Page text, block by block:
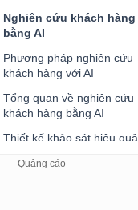
Nghiên cứu khách hàng
bằng AI
Phương pháp nghiên cứu
khách hàng với AI
Tổng quan về nghiên cứu
khách hàng bằng AI
Thiết kế khảo sát hiệu quả
Tiến hành phỏng vấn người